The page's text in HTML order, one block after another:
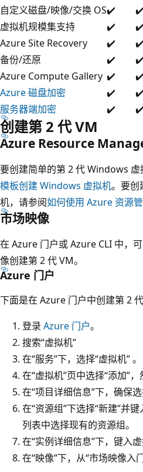
自定义磁盘/映像/交换 OS✔️
✔️
虚拟机规模集支持
✔️
✔️
Azure Site Recovery
✔️
✔️
备份/还原
✔️
✔️
Azure Compute Gallery ✔️
✔️
Azure 磁盘加密
✔️
✔️
服务器端加密
✔️ ✔️
创建第 2 代 VM
Azure Resource
要创建简单的第 2 代 Windows 虚
模板创建 Windows 虚拟机。要创
机，请参阅如何使用 Azure 资源
市场映像
在 Azure 门户或 Azure CLI 中，
像创建第 2 代 VM。
Azure 门户
下面是在 Azure 门户中创建第 2
登录 Azure 门户。
搜索“虚拟机”
在“服务”下，选择“虚拟机” 。
在“虚拟机”页中选择“添加”，
在“项目详细信息”下，确保
在“资源组”下选择“新建”并
列表中选择现有的资源组。
在“实例详细信息”下，键入
在“映像”下，从“市场映像入